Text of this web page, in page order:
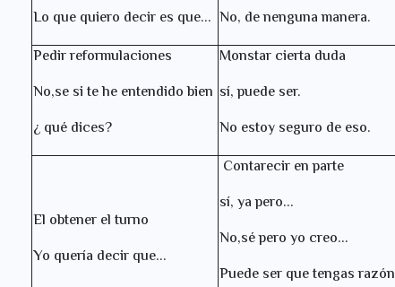
Lo que quiero decir es que... No, de nenguna manera.
Pedir reformulaciones
No,se si te he entendido bien
¿ qué dices?
Monstar cierta duda
sí, puede ser.
No estoy seguro de eso.
El obtener el turno
Yo quería decir que...
Contarecir en parte
sí, ya pero...
No,sé pero yo creo...
Puede ser que tengas razón